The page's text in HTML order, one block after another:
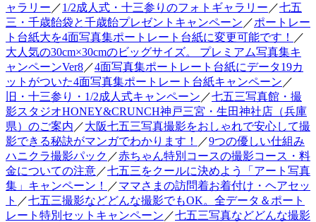
ャラリー ／1/2成人式・十三参りのフォトギャラリー ／七五
三・千歳飴袋と千歳飴プレゼントキャンペーン ／ポートレー
ト台紙大を4面写真集ポートレート台紙に変更可能です！ ／
大人気の30cm×30cmのビッグサイズ。 プレミアム写真集キ
ャンペーンVer8／4面写真集ポートレート台紙にデータ19カ
ットがついた4面写真集ポートレート台紙キャンペーン ／
旧・十三参り・1/2成人式キャンペーン ／七五三写真館・撮
影スタジオHONEY&CRUNCH神戸三宮・生田神社店（兵庫
県）のご案内 ／大阪七五三写真撮影をおしゃれで安心して撮
影できる秘訣がマンガでわかります！ ／9つの優しい仕組み
ハニクラ撮影パック ／赤ちゃん特別コースの撮影コース・料
金についての注意／七五三をクールに決めよう「アート写真
集」キャンペーン！ ／ママさまの訪問着お着付け・ヘアセッ
ト ／七五三撮影などどんな撮影でもOK。全データ＆ポート
レート特別セットキャンペーン ／七五三写真などどんな撮影